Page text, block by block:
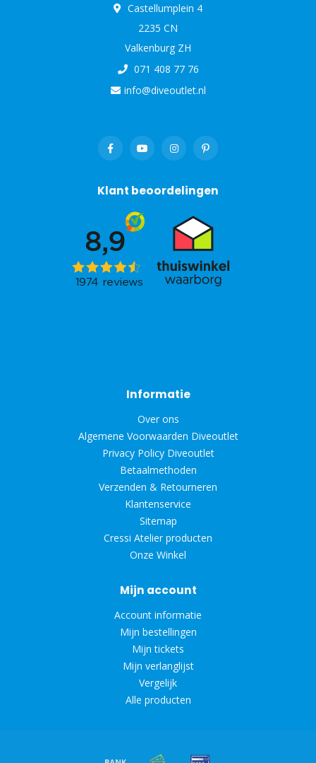
Castellumplein 4
2235 CN
Valkenburg ZH
071 408 77 76
info@diveoutlet.nl
Klant beoordelingen
Informatie
Over ons
Algemene Voorwaarden Diveoutlet
Privacy Policy Diveoutlet
Betaalmethoden
Verzenden & Retourneren
Klantenservice
Sitemap
Cressi Atelier producten
Onze Winkel
Mijn account
Account informatie
Mijn bestellingen
Mijn tickets
Mijn verlanglijst
Vergelijk
Alle producten